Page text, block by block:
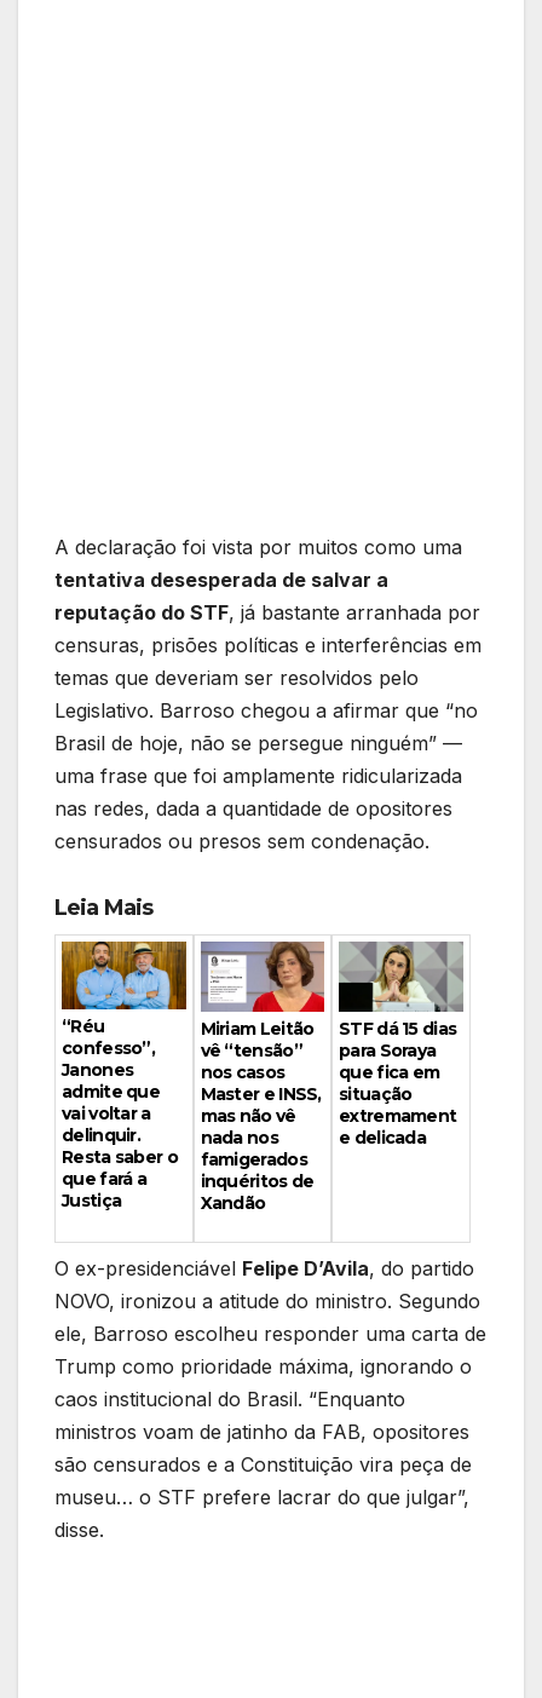
A declaração foi vista por muitos como uma
tentativa desesperada de salvar a
reputação do STF, já bastante arranhada por
censuras, prisões políticas e interferências em
temas que deveriam ser resolvidos pelo
Legislativo. Barroso chegou a afirmar que “no
Brasil de hoje, não se persegue ninguém” —
uma frase que foi amplamente ridicularizada
nas redes, dada a quantidade de opositores
censurados ou presos sem condenação.
Leia Mais
“Réu
confesso”,
Janones
admite que
vai voltar a
delinquir.
Resta saber o
que fará a
Justiça
Miriam Leitão
vê “tensão”
nos casos
Master e INSS,
mas não vê
nada nos
famigerados
inquéritos de
Xandão
STF dá 15 dias
para Soraya
que fica em
situação
extremament
e delicada
O ex-presidenciável Felipe D’Avila, do partido
NOVO, ironizou a atitude do ministro. Segundo
ele, Barroso escolheu responder uma carta de
Trump como prioridade máxima, ignorando o
caos institucional do Brasil. “Enquanto
ministros voam de jatinho da FAB, opositores
são censurados e a Constituição vira peça de
museu… o STF prefere lacrar do que julgar”,
disse.